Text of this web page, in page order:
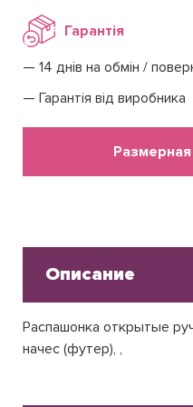
Гарантія
14 днів на обмін /
Гарантія від виробника
Размерная
Описание
Распашонка открытые
начес (футер), ,